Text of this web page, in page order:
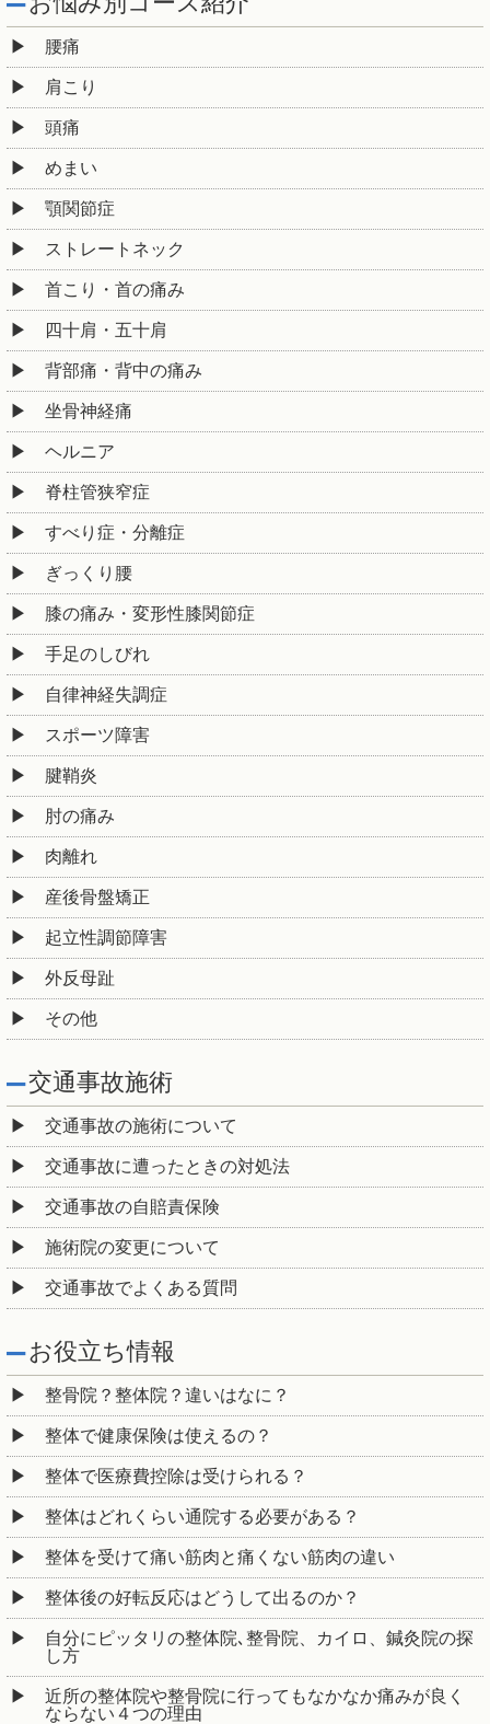
腰痛
肩こり
頭痛
めまい
顎関節症
ストレートネック
首こり・首の痛み
四十肩・五十肩
背部痛・背中の痛み
坐骨神経痛
ヘルニア
脊柱管狭窄症
すべり症・分離症
ぎっくり腰
膝の痛み・変形性膝関節症
手足のしびれ
自律神経失調症
スポーツ障害
腱鞘炎
肘の痛み
肉離れ
産後骨盤矯正
起立性調節障害
外反母趾
その他
交通事故施術
交通事故の施術について
交通事故に遭ったときの対処法
交通事故の自賠責保険
施術院の変更について
交通事故でよくある質問
お役立ち情報
整骨院？整体院？違いはなに？
整体で健康保険は使えるの？
整体で医療費控除は受けられる？
整体はどれくらい通院する必要がある？
整体を受けて痛い筋肉と痛くない筋肉の違い
整体後の好転反応はどうして出るのか？
自分にピッタリの整体院､整骨院、カイロ、鍼灸院の探
し方
近所の整体院や整骨院に行ってもなかなか痛みが良く
ならない４つの理由